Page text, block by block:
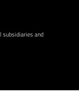
subsidiaries and